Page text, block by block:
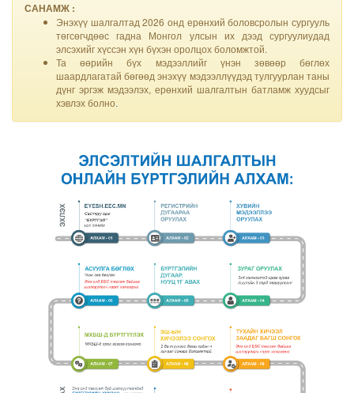
САНАМЖ :
Энэхүү шалгалтад 2026 онд ерөнхий боловсролын сургууль
төгсөгчдөөс гадна Монгол улсын их дээд сургуулиудад
элсэхийг хүссэн хүн бүхэн оролцох боломжтой.
Та өөрийн бүх мэдээллийг үнэн зөвөөр бөглөх
шаардлагатай бөгөөд энэхүү мэдээллүүдэд тулгуурлан таны
дүнг эргэж мэдээлэх, ерөнхий шалгалтын батламж хуудсыг
хэвлэх болно.